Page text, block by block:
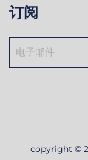
订阅
copyright ©